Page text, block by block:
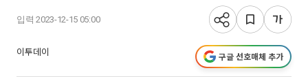
입력 2023-12-15 05:00
이투데이 구글 선호매체 추가